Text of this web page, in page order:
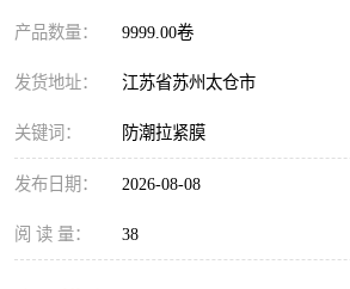
产品数量： 9999.00卷
发货地址： 江苏省苏州太仓市
关键词： 防潮拉紧膜
发布日期： 2026-08-08
阅 读 量： 38